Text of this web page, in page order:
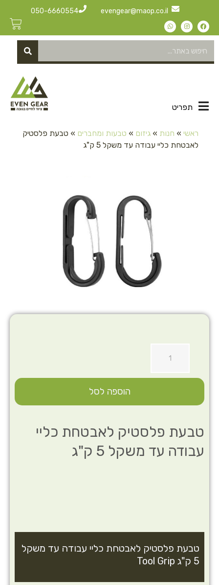
evengear@maop.co.il
050-6660554
תפריט
ראשי » חנות » גיזום » טבעות ומחברים » טבעת פלסטיק
לאבטחת כליי עבודה עד משקל 5 ק"ג
טבעת פלסטיק לאבטחת כליי
עבודה עד משקל 5 ק"ג
טבעת פלסטיק לאבטחת כליי עבודה עד משקל
5 ק"ג Tool Grip
הוספה לסל